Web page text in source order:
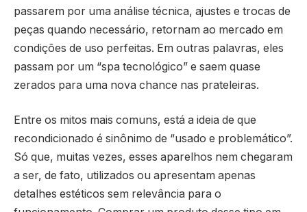
passarem por uma análise técnica, ajustes e trocas de
peças quando necessário, retornam ao mercado em
condições de uso perfeitas. Em outras palavras, eles
passam por um “spa tecnológico” e saem quase
zerados para uma nova chance nas prateleiras.
Entre os mitos mais comuns, está a ideia de que
recondicionado é sinônimo de “usado e problemático”.
Só que, muitas vezes, esses aparelhos nem chegaram
a ser, de fato, utilizados ou apresentam apenas
detalhes estéticos sem relevância para o